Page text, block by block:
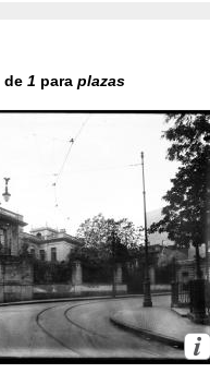
de 1 para plazas